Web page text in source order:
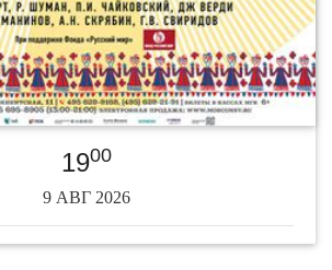
1900
9 АВГ 2026